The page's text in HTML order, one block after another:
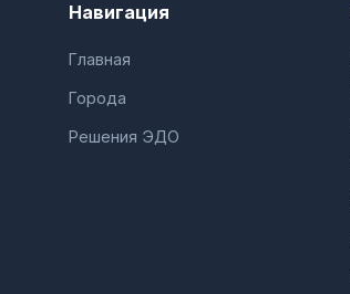
Навигация
Главная
Города
Решения ЭДО